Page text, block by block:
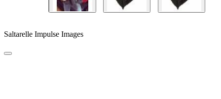
Saltarelle Impulse Images